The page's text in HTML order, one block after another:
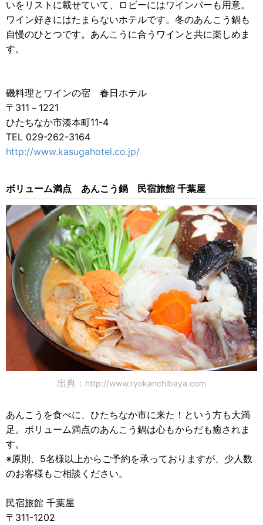
いをリストに載せていて、ロビーにはワインバーも用意。
ワイン好きにはたまらないホテルです。冬のあんこう鍋も
自慢のひとつです。あんこうに合うワインと共に楽しめま
す。
磯料理とワインの宿 春日ホテル
〒311－1221
ひたちなか市湊本町11-4
TEL 029-262-3164
http://www.kasugahotel.co.jp/
ボリューム満点 あんこう鍋 民宿旅館 千葉屋
出典： http://www.ryokanchibaya.com
あんこうを食べに、ひたちなか市に来た！という方も大満
足。ボリューム満点のあんこう鍋は心もからだも癒されま
す。
※原則、5名様以上からご予約を承っておりますが、少人数
のお客様もご相談ください。
民宿旅館 千葉屋
〒311-1202